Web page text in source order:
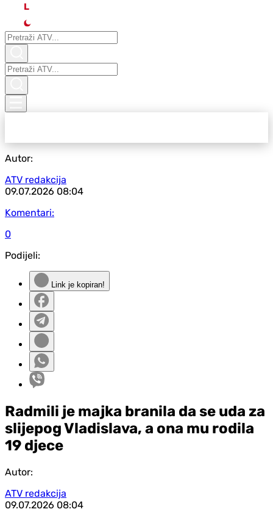
L
Autor:
ATV redakcija
09.07.2026 08:04
Komentari:
0
Podijeli:
Link je kopiran!
Radmili je majka branila da se uda za
slijepog Vladislava, a ona mu rodila
19 djece
Autor:
ATV redakcija
09.07.2026 08:04